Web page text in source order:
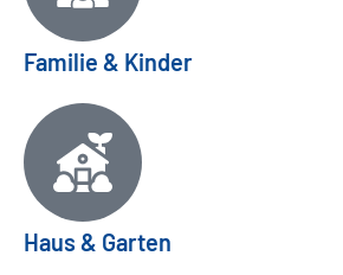
Familie & Kinder
Haus & Garten